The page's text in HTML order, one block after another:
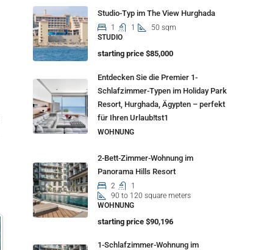
Studio-Typ im The View Hurghada
1 1
50 sqm
STUDIO
starting price $85,000
Entdecken Sie die Premier 1-
Schlafzimmer-Typen im Holiday Park
Resort, Hurghada, Ägypten – perfekt
für Ihren Urlaub!tst1
WOHNUNG
2-Bett-Zimmer-Wohnung im
Panorama Hills Resort
2
1
90 to 120 square meters
WOHNUNG
starting price $90,196
1-Schlafzimmer-Wohnung im